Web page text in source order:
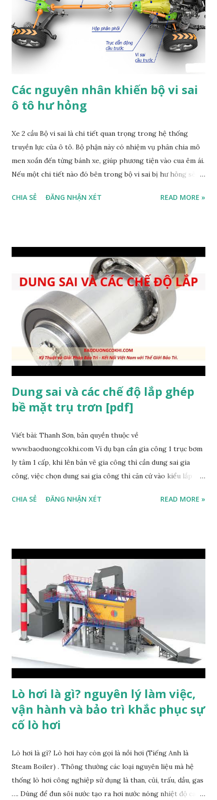
dầu, khởi động nhẹ, không nên sử dụng khi hộp số bôi trơn
dầu nhờn trong môi trường làm việc hoá phẩm, thực phẩm
vì dễ bị rò rỉ khi dầu bị nóng, mất tính nhờn, dù biết rằng có
phớt (joint) làm kín vẫn bị rò rỉ, với mỡ bôi tr...
Các nguyên nhân khiến bộ vi sai
ô tô hư hỏng
Xe 2 cầu Bộ vi sai là chi tiết quan trọng trong hệ thống
truyền lực của ô tô. Bộ phận này có nhiệm vụ phân chia mô
men xoắn đến từng bánh xe, giúp phương tiện vào cua êm ái.
Nếu một chi tiết nào đó bên trong bộ vi sai bị hư hỏng sẽ
nhận biết bộ vi sai hư hỏng nào? Bộ vi sai ô tô giúp phương
các bánh xe di chuyển với tốc độ khác nhau. Theo đó, bộ vi
sai hư hỏng sẽ có những dấu hiệu bao gồm âm thanh lạ, xe
khó di chuyển, rò rỉ dầu và rung lắc phương tiện. 1.1. Âm
thanh lạ phát ra từ bộ vi sai Khi xe di chuyển, người dùng có
thể nghe thấy âm thanh phát ra từ các chi tiết kim loại ma
sát với nhau. Điều này xảy ra do các chi tiết chuyển động như
bánh răng vành chậu hoặc bánh răng cùi thơm bị mòn hoặc
mẻ. Ngoài ra, các ổ bi đỡ trong bộ vi sai hay bán trục bị ...
CHIA SẺ ĐĂNG NHẬN XÉT READ MORE »
Dung sai và các chế độ lắp ghép
bề mặt trụ trơn [pdf]
Viết bài: Thanh Sơn, bản quyền thuộc về
www.baoduongcokhi.com Ví dụ bạn cần gia công 1 trục bơm
ly tâm 1 cấp, khi lên bản vẽ gia công thì cần dung sai gia
công, việc chọn dung sai gia công thì căn cứ vào kiểu lắp
trục bơm thì sẽ lắp theo hệ thống lỗ (vì kích thước vòng bi
vòng bi là trục). Bạn cũng cần lưu ý việc lắp chặt hay trung
gian có thể ảnh hưởng đến khe hở vòng bi khi làm việc nên
cần cân nhắc cho phù hợp với điều kiện vận hành, loại vòng
bi (cùng loại vòng bi, vòng bi C2, C3 có khe hở nhỏ hơn C4,
C4 nhỏ hơn C5). Nếu bạn đang dùng C3, lắp trung gian mà
chuyển sang lắp chặt có thể làm giảm tuổi thọ vòng bi vì
khe hở giảm hoặc không đáp ứng yêu cầu làm việc. Sơ đồ
miền dung sai Miền dung sai Miền dung sai được tạo ra bằng
cách phối hợp giữa 1...
CHIA SẺ ĐĂNG NHẬN XÉT READ MORE »
Lò hơi là gì? nguyên lý làm việc,
vận hành và bảo trì khắc phục sự
cố lò hơi
Lò hơi là gì? Lò hơi hay còn gọi là nồi hơi (Tiếng Anh là
Steam Boiler) . Thông thường các loại nguyên liệu mà hệ
thống lò hơi công nghiệp sử dụng là than, củi, trấu, dầu, gas
…. Dùng để đun sôi nước tạo ra hơi nước nóng nhiệt độ cao